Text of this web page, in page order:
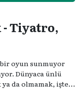
- Tiyatro,
bir oyun sunmuyor
Dünyaca ünlü
da olmamak, işte